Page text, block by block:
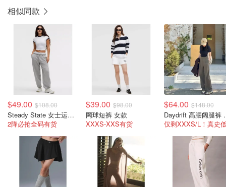
相似同款
$49.00 $108.00
Steady State 女士运动裤
2降必抢全码有货
$39.00 $98.00
网球短裤 女款
XXXS-XXS有货
$64.00 $148.00